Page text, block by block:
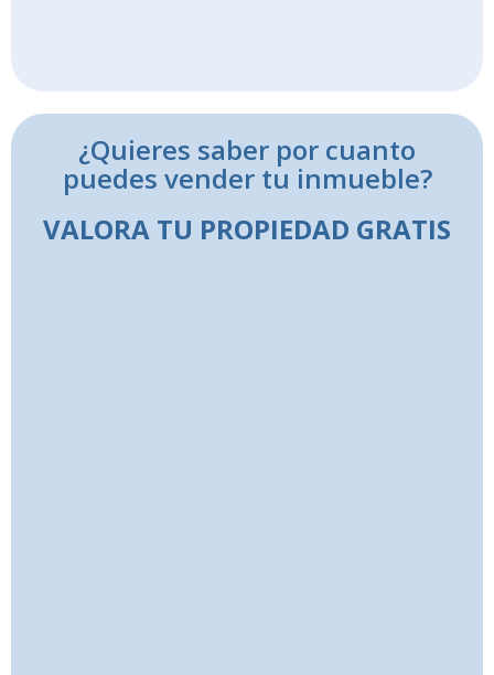
¿Quieres saber por cuanto
puedes vender tu inmueble?
VALORA TU PROPIEDAD GRATIS